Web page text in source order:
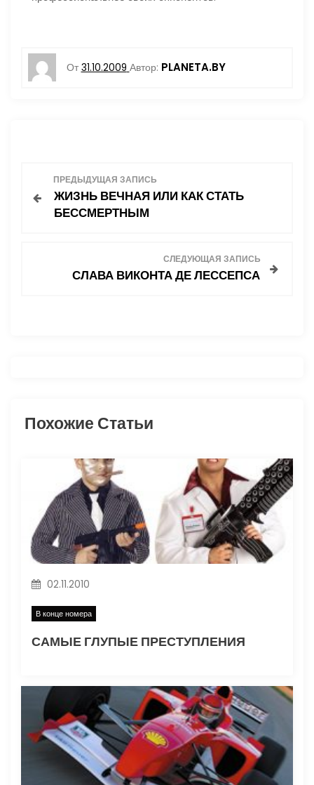
От 31.10.2009 Автор: PLANETA.BY
я
а
п
и
с
я
ПРЕДЫДУЩАЯ ЗАПИСЬ
ЖИЗНЬ ВЕЧНАЯ ИЛИ КАК СТАТЬ
БЕССМЕРТНЫМ
СЛЕДУЮЩАЯ ЗАПИСЬ
СЛАВА ВИКОНТА ДЕ ЛЕССЕПСА
Похожие Статьи
02.11.2010
В конце номера
САМЫЕ ГЛУПЫЕ ПРЕСТУПЛЕНИЯ